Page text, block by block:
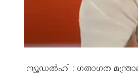
ന്യൂഡൽഹി : ഗതാഗത